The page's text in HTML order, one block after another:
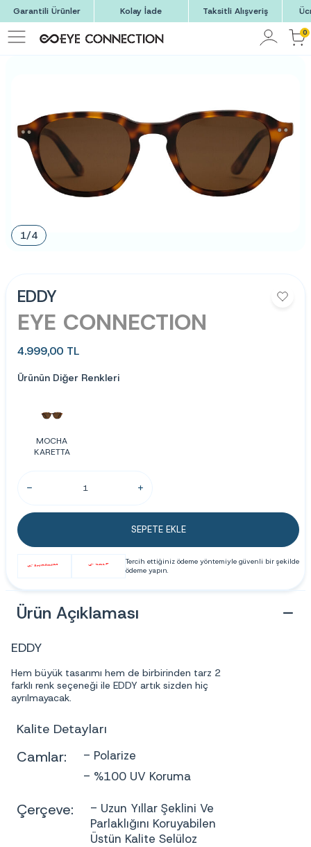
Garantili Ürünler Kolay İade Taksitli Alışveriş
0
1/4
EDDY
EYE CONNECTION
4.999,00 TL
Ürünün Diğer Renkleri
MOCHA
KARETTA
SEPETE EKLE
Tercih ettiğiniz ödeme yöntemiyle güvenli bir şekilde
ödeme yapın.
Ürün Açıklaması
EDDY
Hem büyük tasarımı hem de birbirinden tarz 2
farklı renk seçeneği ile EDDY artık sizden hiç
ayrılmayacak.
Kalite Detayları
Camlar:
- Polarize
- %100 UV Koruma
Çerçeve:
- Uzun Yıllar Şeklini Ve
Parlaklığını Koruyabilen
Üstün Kalite Selüloz